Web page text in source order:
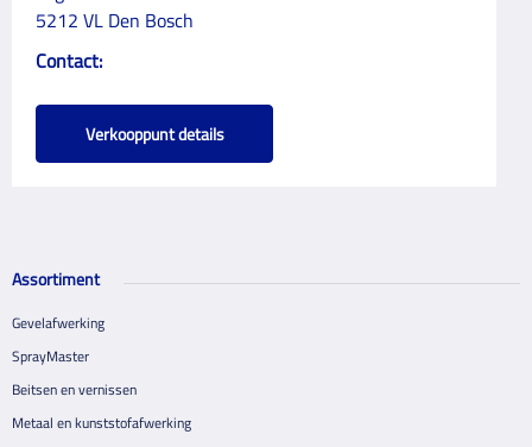
5212 VL Den Bosch
Contact:
Verkooppunt details
Assortiment
Gevelafwerking
SprayMaster
Beitsen en vernissen
Metaal en kunststofafwerking